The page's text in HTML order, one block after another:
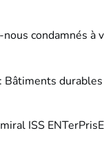
condamnés à
Bâtiments durables
ISS